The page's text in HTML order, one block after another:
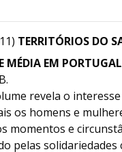
TERRITÓRIOS DO
MÉDIA EM
revela o
os homens e
momentos e
pelas